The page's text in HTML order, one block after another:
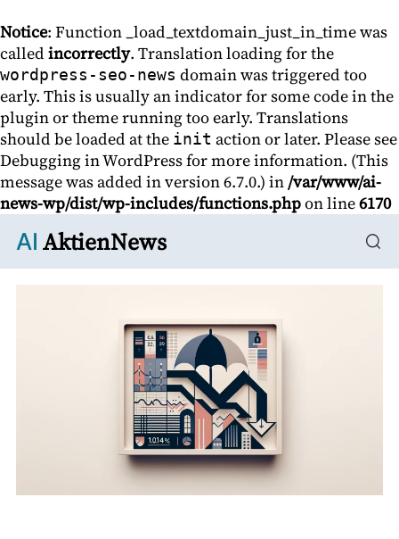
Notice: Function _load_textdomain_just_in_time was
called incorrectly. Translation loading for the
wordpress-seo-news domain was triggered too
early. This is usually an indicator for some code in the
plugin or theme running too early. Translations
should be loaded at the init action or later. Please see
Debugging in WordPressfor more information. (This
message was added in version 6.7.0.) in/var/www/ai-
news-wp/dist/wp-includes/functions.phpon line6170
AI AktienNews